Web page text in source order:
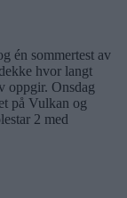
én sommertest av
hvor langt
oppgir. Onsdag
på Vulkan og
2 med